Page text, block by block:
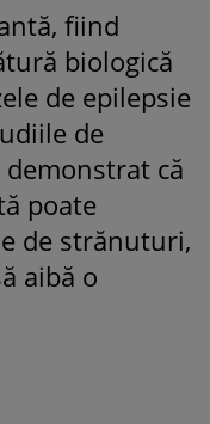
fiind
biologică
de epilepsie
de
că
poate
de strănuturi,
aibă o